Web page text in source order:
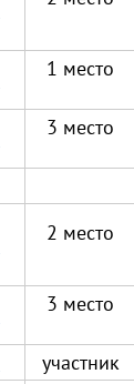
1 место
3 место
2 место
3 место
участник